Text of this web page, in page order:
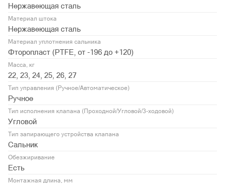
Нержавеющая сталь
Материал штока
Нержавеющая сталь
Материал уплотнения сальника
Фторопласт (PTFE, от -196 до +120)
Масса, кг
22, 23, 24, 25, 26, 27
Тип управления (Ручное/Автоматическое)
Ручное
Тип исполнения клапана (Проходной/Угловой/3-ходовой)
Угловой
Тип запирающего устройства клапана
Сальник
Обезжиривание
Есть
Монтажная длина, мм